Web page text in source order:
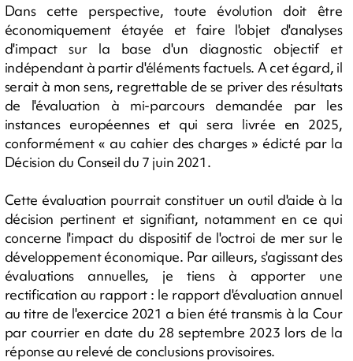
Dans cette perspective, toute évolution doit être
économiquement étayée et faire l'objet d'analyses
d'impact sur la base d'un diagnostic objectif et
indépendant à partir d'éléments factuels. A cet égard, il
serait à mon sens, regrettable de se priver des résultats
de l'évaluation à mi-parcours demandée par les
instances européennes et qui sera livrée en 2025,
conformément « au cahier des charges » édicté par la
Décision du Conseil du 7 juin 2021.
Cette évaluation pourrait constituer un outil d'aide à la
décision pertinent et signifiant, notamment en ce qui
concerne l'impact du dispositif de l'octroi de mer sur le
développement économique. Par ailleurs, s'agissant des
évaluations annuelles, je tiens à apporter une
rectification au rapport : le rapport d'évaluation annuel
au titre de l'exercice 2021 a bien été transmis à la Cour
par courrier en date du 28 septembre 2023 lors de la
réponse au relevé de conclusions provisoires.